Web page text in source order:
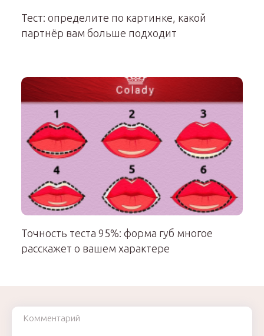
Тест: определите по картинке, какой
партнёр вам больше подходит
Точность теста 95%: форма губ многое
расскажет о вашем характере
Комментарий